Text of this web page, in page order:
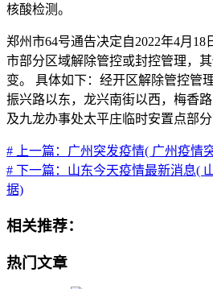
核酸检测。
郑州市64号通告决定自2022年4月
市部分区域解除管控或封控管理，
变。 具体如下：经开区解除管控管
振兴路以东，龙兴南街以西，梅香
及九龙办事处太平庄临时安置点部分
# 上一篇：广州突发疫情( 广州疫情
# 下一篇：山东今天疫情最新消息(
据)
相关推荐：
热门文章